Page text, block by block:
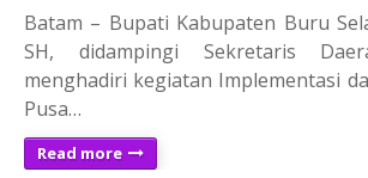
Batam – Bupati Kabupaten Buru
SH, didampingi Sekretaris
menghadiri kegiatan Implementasi
Pusa…
Read more